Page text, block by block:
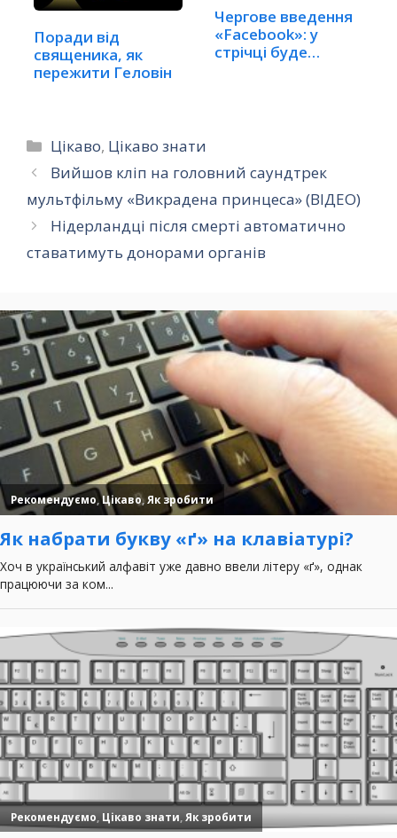
Поради від
священика, як
пережити Геловін
Чергове введення
«Facebook»: у
стрічці буде
Категорії
Цікаво, Цікаво знати
Вийшов кліп на головний саундтрек
мультфільму «Викрадена принцеса» (ВІДЕО)
Нідерландці після смерті автоматично
ставатимуть донорами органів